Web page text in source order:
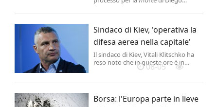
membri dello staff medico che lo
successiva alla delicata operazione
per rimuovere un ematoma
subdurale.
Sindaco di Kiev, 'operativa la
difesa aerea nella capitale'
Il sindaco di Kiev, Vitali Klitschko ha
reso noto che in queste ore è in
funzione il sistema di difesa aerea
hanno attaccato la città con missili
08-05
Borsa: l'Europa parte in lieve